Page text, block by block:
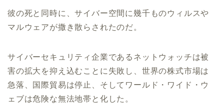
彼の死と同時に、サイバー空間に幾千ものウィルスや
マルウェアが撒き散らされたのだ。
サイバーセキュリティ企業であるネットウォッチは被
害の拡大を抑え込むことに失敗し、世界の株式市場は
急落、国際貿易は停止、そしてワールド・ワイド・ウ
ェブは危険な無法地帯と化した。